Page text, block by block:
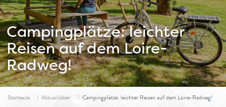
Campingplätze: leichter
Reisen auf dem Loire-
Radweg!
Fil d'ariane
Startseite Aktualitäten Campingplätze: leichter Reisen auf dem Loire-Radweg!